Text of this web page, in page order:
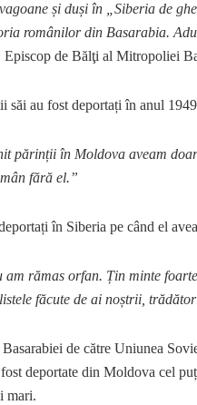
și duși în „Siberia de
românilor din Basarabia.
Episcop de Bălţi al Mitropoliei
săi au fost deportați în anul
părinții în Moldova aveam
fără el.”
în Siberia pe când el
am rămas orfan. Țin minte
făcute de ai noștrii,
de către Uniunea
deportate din Moldova cel
mari.